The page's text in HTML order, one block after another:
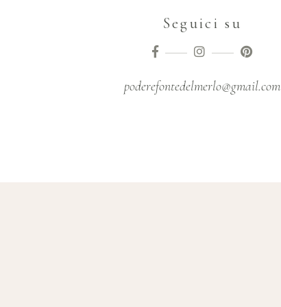
Seguici su
poderefontedelmerlo@gmail.com